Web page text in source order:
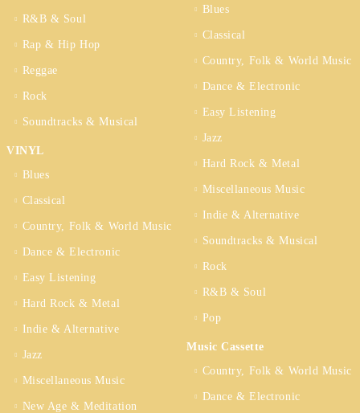
R&B & Soul
Rap & Hip Hop
Reggae
Rock
Soundtracks & Musical
VINYL
Blues
Classical
Country, Folk & World Music
Dance & Electronic
Easy Listening
Hard Rock & Metal
Indie & Alternative
Jazz
Miscellaneous Music
New Age & Meditation
Blues
Classical
Country, Folk & World Music
Dance & Electronic
Easy Listening
Jazz
Hard Rock & Metal
Miscellaneous Music
Indie & Alternative
Soundtracks & Musical
Rock
R&B & Soul
Pop
Music Cassette
Country, Folk & World Music
Dance & Electronic